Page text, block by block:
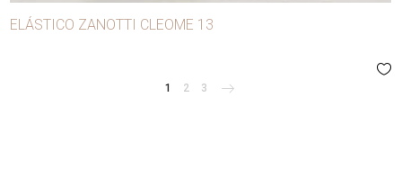
ELÁSTICO ZANOTTI CLEOME 13
1 2 3